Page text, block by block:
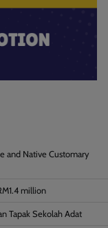
and Native Customary
million
Tapak Sekolah Adat